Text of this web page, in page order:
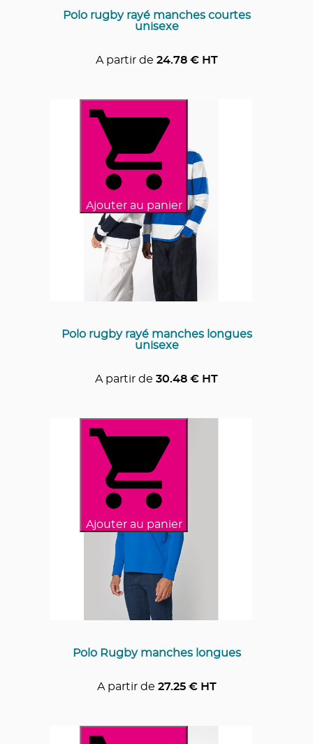
Polo rugby rayé manches courtes
unisexe
A partir de 24.78€ HT
Ajouter au panier
Polo rugby rayé manches longues
unisexe
A partir de 30.48 € HT
Ajouter au panier
Polo Rugby manches longues
A partir de 27.25€ HT